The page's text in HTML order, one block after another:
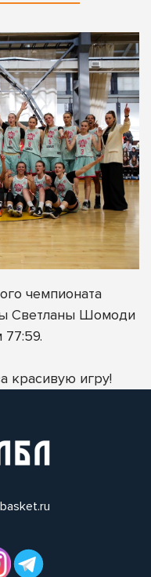
чемпионата
Светланы Шомоди
красивую игру!